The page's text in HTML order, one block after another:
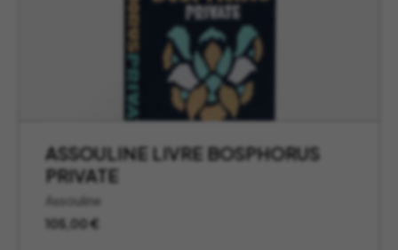
ASSOULINE LIVRE BOSPHORUS
PRIVATE
Assouline
105,00€